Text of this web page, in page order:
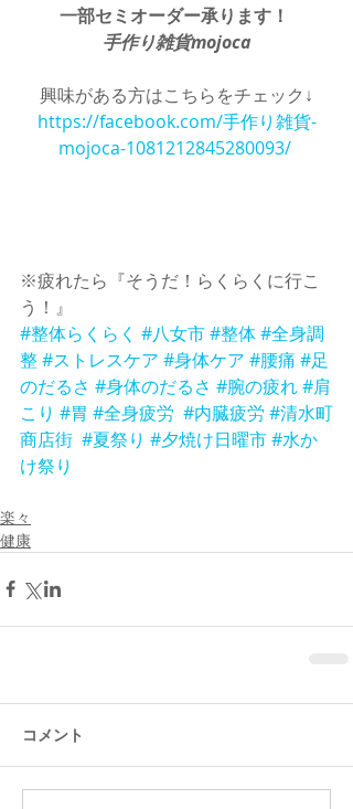
一部セミオーダー承ります！
手作り雑貨mojoca
興味がある方はこちらをチェック↓
https://facebook.com/手作り雑貨-
mojoca-1081212845280093/
※疲れたら『そうだ！らくらくに行こ
う！』
#整体らくらく #八女市#整体#全身調
整#ストレスケア #身体ケア #腰痛 #足
のだるさ #身体のだるさ #腕の疲れ#肩
こり #胃 #全身疲労 #内臓疲労 #清水町
商店街 #夏祭り #夕焼け日曜市#水か
け祭り
楽々
健康
コメント